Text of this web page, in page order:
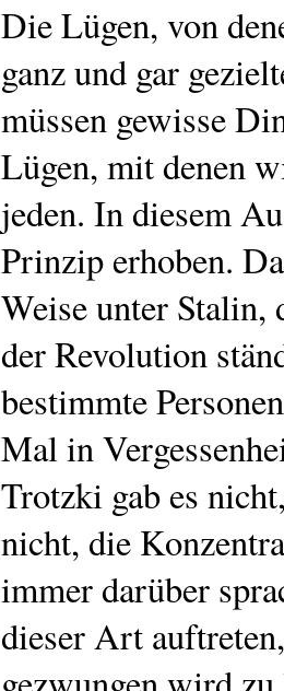
Die Lügen, von
ganz und gar
müssen gewisse
Lügen, mit denen
jeden. In diesem
Prinzip erhoben.
Weise unter Stalin,
der Revolution
bestimmte
Mal in
Trotzki gab es
nicht, die
immer darüber
dieser Art